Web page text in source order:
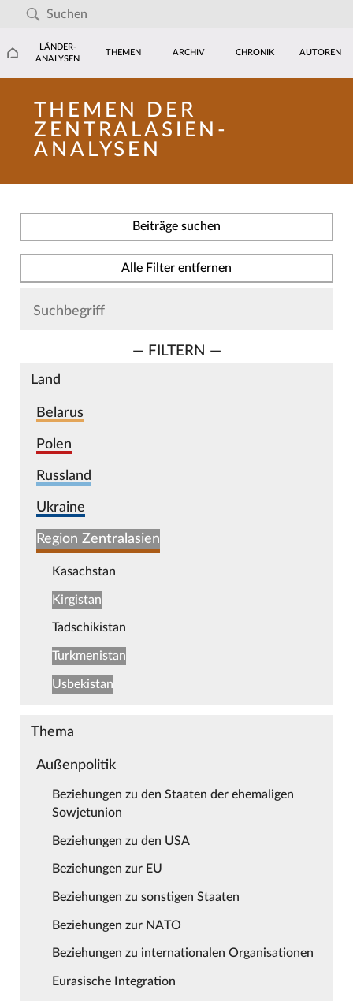
LÄNDER-
ANALYSEN
THEMEN ARCHIV CHRONIK AUTOREN
THEMEN DER
ZENTRALASIEN-
ANALYSEN
Beiträge suchen
Alle Filter entfernen
— FILTERN —
Land
Belarus
Polen
Russland
Ukraine
Region Zentralasien
Kasachstan
Kirgistan
Tadschikistan
Turkmenistan
Usbekistan
Thema
Außenpolitik
Beziehungen zu den Staaten der ehemaligen
Sowjetunion
Beziehungen zu den USA
Beziehungen zur EU
Beziehungen zu sonstigen Staaten
Beziehungen zur NATO
Beziehungen zu internationalen Organisationen
Eurasische Integration